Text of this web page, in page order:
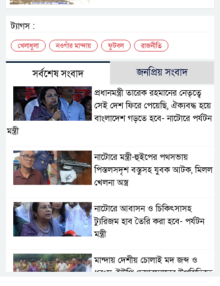
ট্যাগস :
খেলাধুলা নওগাঁর মান্দায় ফুটবল রাজনীতি
সর্বশেষ সংবাদ জনপ্রিয় সংবাদ
প্রধানমন্ত্রী তারেক রহমানের নেতৃত্বে
সেই দেশ ফিরে পেয়েছি, ঐক্যবদ্ধ হয়ে
বাংলাদেশ গড়তে হবে- নাটোরে পর্যটন
মন্ত্রী
নাটোরে মন্ত্রী-হুইপের পথসভায়
পিস্তলসদৃশ বস্তুসহ যুবক আটক, মিলল
খেলনা অস্ত্র
নাটোরে আবাসন ও চিকিৎসাসহ
ট্যুরিজম হাব তৈরি করা হবে- পর্যটন
মন্ত্রী
মান্দায় দেশীয় চোলাই মদ জব্দ ও
ধ্বংস, ইউপি চেয়ারম্যানের উপস্থিতিতে